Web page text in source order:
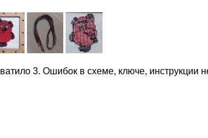
3. Ошибок в схеме, ключе, инструкции